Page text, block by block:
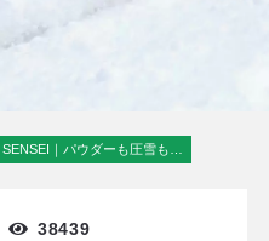
38439